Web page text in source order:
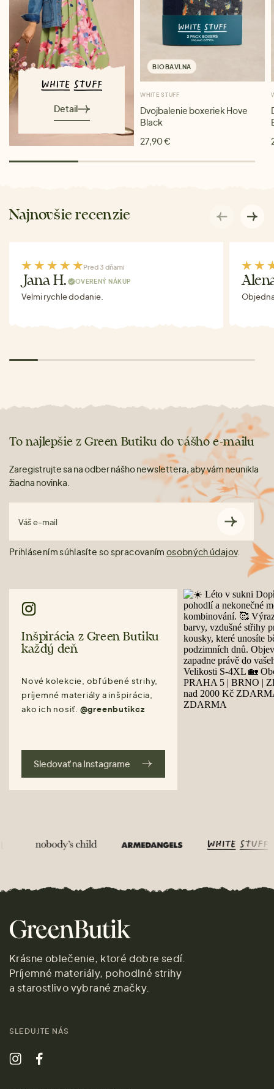
Detail
BIOBAVLNA
WHITE STUFF
Dvojbalenie boxeriek Hove
Black
27,90 €
Najnovšie recenzie
Pred 3 dňami
Jana H. OVERENÝ NÁKUP
Velmi rychle dodanie.
To najlepšie z Green Butiku do vášho e-mailu
Zaregistrujte sa na odber nášho newslettera, aby vám neunikla
žiadna novinka.
Váš e-mail
Prihlásením súhlasíte so spracovaním osobných údajov.
Inšpirácia z Green Butiku
každý deň
Nové kolekcie, obľúbené strihy,
príjemné materiály a inšpirácia,
ako ich nosiť. @greenbutikcz
Sledovať na Instagrame
Krásne oblečenie, ktoré dobre sedí.
Príjemné materiály, pohodlné strihy
a starostlivo vybrané značky.
SLEDUJTE NÁS